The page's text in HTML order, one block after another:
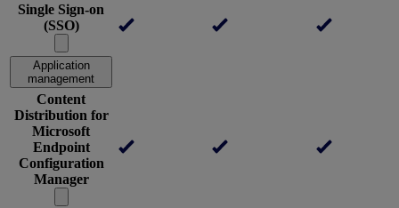
Single Sign-on
(SSO)
Application
management
Content
Distribution for
Microsoft
Endpoint
Configuration
Manager